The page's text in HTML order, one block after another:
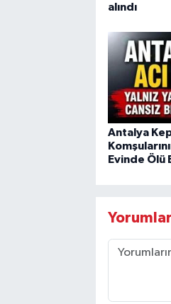
alındı
Antalya
Evinde Ölü
Yorumlar